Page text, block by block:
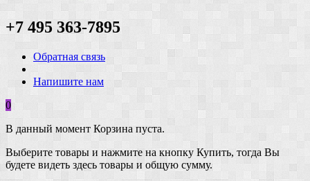
+7 495 363-7895
Обратная связь
Напишите нам
0
В данный момент Корзина пуста.
Выберите товары и нажмите на кнопку Купить, тогда Вы
будете видеть здесь товары и общую сумму.